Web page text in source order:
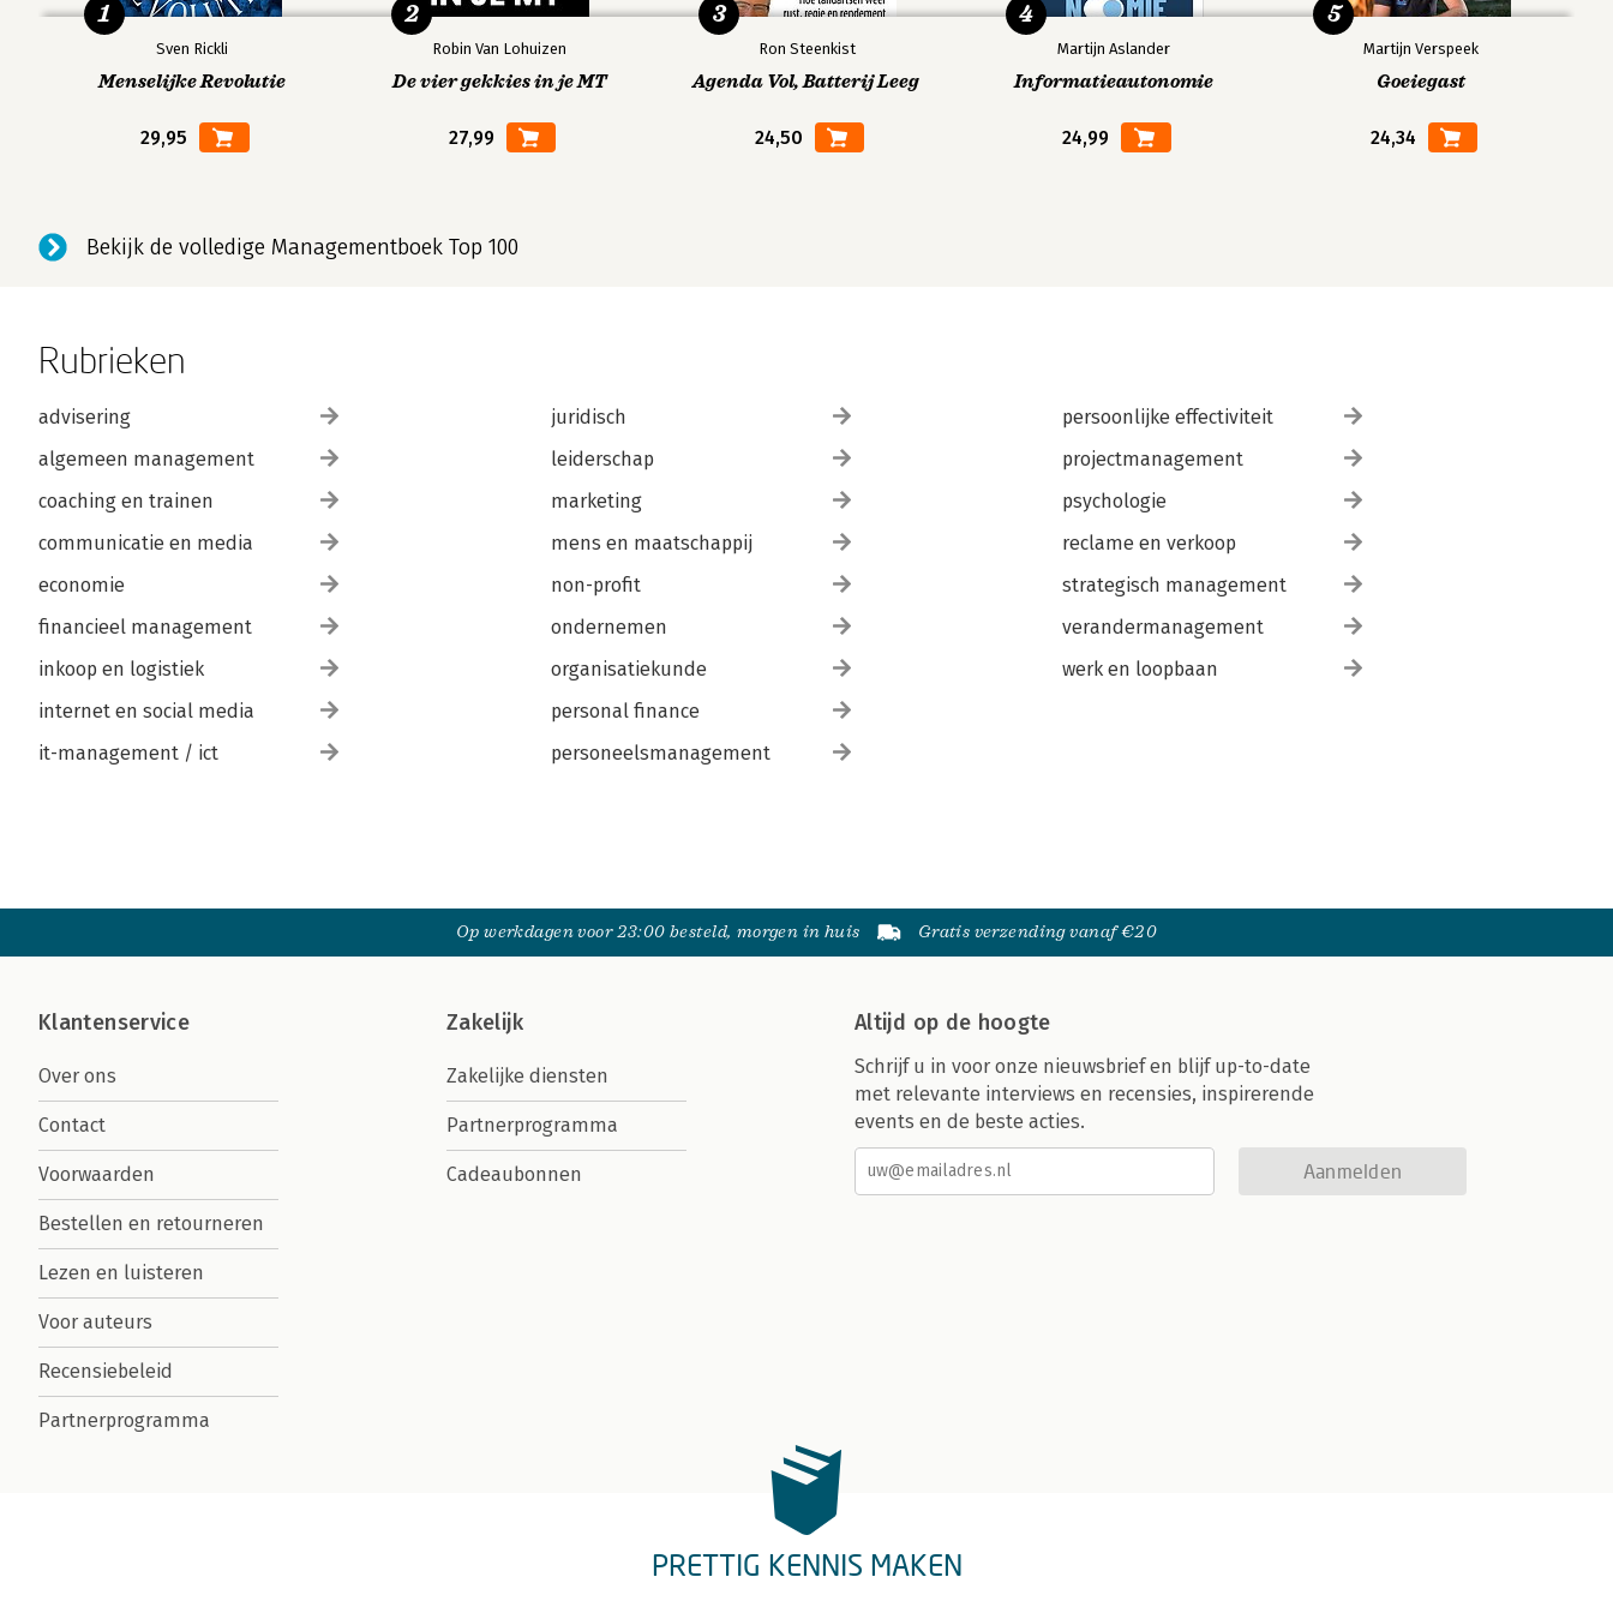
Sven Rickli
Menselijke Revolutie
29,95
1
Robin Van Lohuizen
De vier gekkies in je MT
27,99
2
Ron Steenkist
Agenda Vol, Batterij Leeg
24,50
3
Martijn Aslander
Informatieautonomie
24,99
4
Martijn Verspeek
Goeiegast
24,34
5
Bekijk de volledige Managementboek Top 100
Rubrieken
advisering
algemeen management
coaching en trainen
communicatie en media
economie
financieel management
inkoop en logistiek
internet en social media
it-management / ict
juridisch
leiderschap
marketing
mens en maatschappij
non-profit
ondernemen
organisatiekunde
personal finance
personeelsmanagement
persoonlijke effectiviteit
projectmanagement
psychologie
reclame en verkoop
strategisch management
verandermanagement
werk en loopbaan
Op werkdagen voor 23:00 besteld, morgen in huis Gratis verzending vanaf €20
Klantenservice
Over ons
Contact
Voorwaarden
Bestellen en retourneren
Lezen en luisteren
Voor auteurs
Recensiebeleid
Partnerprogramma
Zakelijk
Zakelijke diensten
Partnerprogramma
Cadeaubonnen
Altijd op de hoogte
Schrijf u in voor onze nieuwsbrief en blijf up-to-date
met relevante interviews en recensies, inspirerende
events en de beste acties.
Aanmelden
PRETTIG KENNIS MAKEN